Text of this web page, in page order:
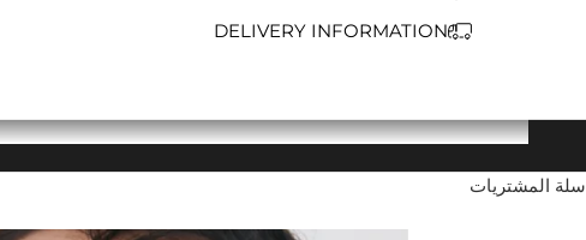
DELIVERY INFORMATION
سلة المشتريات